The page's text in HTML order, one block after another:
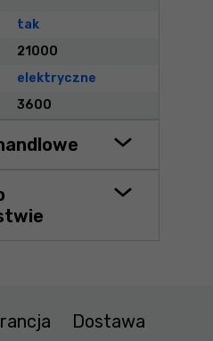
tak
21000
elektryczne
3600
Dostawa